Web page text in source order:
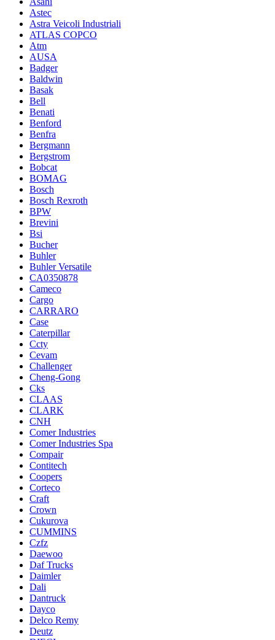
Astec
Astra Veicoli Industriali
ATLAS COPCO
Atm
AUSA
Badger
Baldwin
Basak
Bell
Benati
Benford
Benfra
Bergmann
Bergstrom
Bobcat
BOMAG
Bosch
Bosch Rexroth
BPW
Brevini
Bsi
Bucher
Buhler
Buhler Versatile
CA0350878
Cameco
Cargo
CARRARO
Case
Caterpillar
Ccty
Cevam
Challenger
Cheng-Gong
Cks
CLAAS
CLARK
CNH
Comer Industries
Comer Industries Spa
Compair
Contitech
Coopers
Corteco
Craft
Crown
Cukurova
CUMMINS
Czfz
Daewoo
Daf Trucks
Daimler
Dali
Dantruck
Dayco
Delco Remy
Deutz